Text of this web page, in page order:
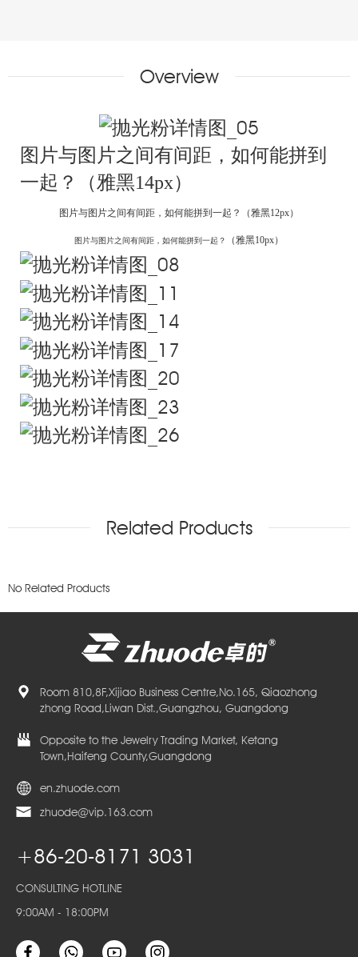
Overview
图片与图片之间有间距，如何能拼到
一起？（雅黑14px）
图片与图片之间有间距，如何能拼到一起？ （雅黑12px）
图片与图片之间有间距，如何能拼到一起？ （雅黑10px）
Related Products
No Related Products
Room 810,8F,Xijiao Business Centre,No.165, Qiaozhong
zhong Road,Liwan Dist.,Guangzhou, Guangdong
Opposite to the Jewelry Trading Market, Ketang
Town,Haifeng County,Guangdong
en.zhuode.com
zhuode@vip.163.com
+86-20-8171 3031
CONSULTING HOTLINE
9:00AM - 18:00PM